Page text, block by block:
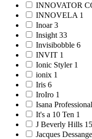
INNOVATOR
INNOVELA 1
Inoar 3
Insight 33
Invisibobble 6
INVIT 1
Ionic Styler 1
ionix 1
Iris 6
IroIro 1
Isana
It's a 10 Ten 1
J Beverly Hills 15
Jacques